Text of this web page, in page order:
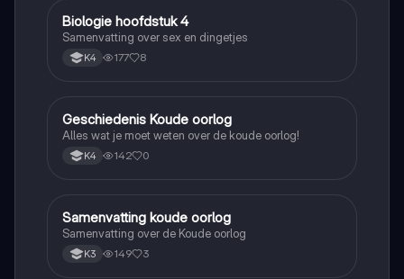
Biologie
Biologie hoofdstuk 4
Samenvatting over sex en dingetjes
K4 177 8
Geschiedenis
Geschiedenis Koude oorlog
Alles wat je moet weten over de koude oorlog!
K4 142 0
Geschiedenis
Samenvatting koude oorlog
Samenvatting over de Koude oorlog
K3 149 3